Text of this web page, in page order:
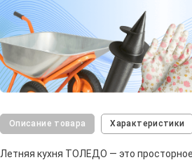
Описание товара Характеристики
Летняя кухня ТОЛЕДО — это